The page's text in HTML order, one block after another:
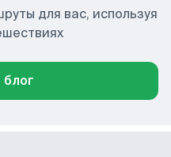
для вас, используя